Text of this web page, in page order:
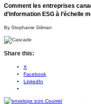
Comment les entreprises
d’information ESG à l’échelle
By Stephanie Gilman
Share this:
X
Facebook
LinkedIn
Courriel